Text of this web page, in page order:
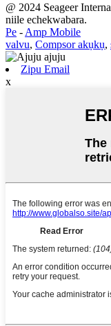
@ 2024 Seageer
niile echekwabara.
Pe - Amp Mobile
valvu, Compsor akụkụ,
Zipu Email
x